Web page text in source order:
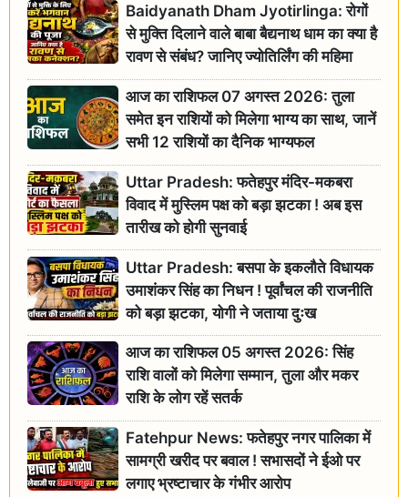
Baidyanath Dham Jyotirlinga: रोगों
से मुक्ति दिलाने वाले बाबा बैद्यनाथ धाम का क्या है
रावण से संबंध? जानिए ज्योतिर्लिंग की महिमा
आज का राशिफल 07 अगस्त 2026: तुला
समेत इन राशियों को मिलेगा भाग्य का साथ, जानें
सभी 12 राशियों का दैनिक भाग्यफल
Uttar Pradesh: फतेहपुर मंदिर-मकबरा
विवाद में मुस्लिम पक्ष को बड़ा झटका ! अब इस
तारीख को होगी सुनवाई
Uttar Pradesh: बसपा के इकलौते विधायक
उमाशंकर सिंह का निधन ! पूर्वांचल की राजनीति
को बड़ा झटका, योगी ने जताया दुःख
आज का राशिफल 05 अगस्त 2026: सिंह
राशि वालों को मिलेगा सम्मान, तुला और मकर
राशि के लोग रहें सतर्क
Fatehpur News: फतेहपुर नगर पालिका में
सामग्री खरीद पर बवाल ! सभासदों ने ईओ पर
लगाए भ्रष्टाचार के गंभीर आरोप